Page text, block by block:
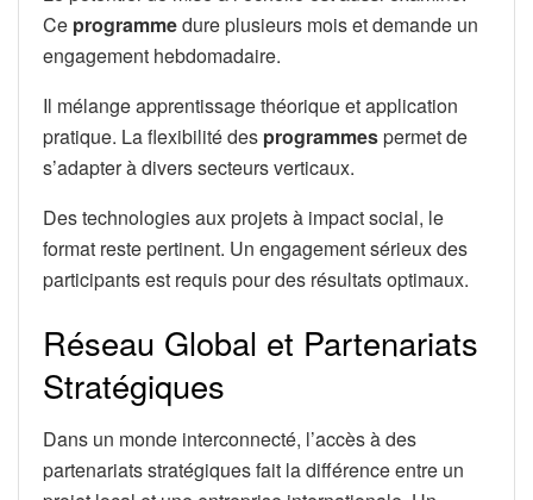
Ce programmedure plusieurs mois et demande un
engagement hebdomadaire.
Il mélange apprentissage théorique et application
pratique. La flexibilité des programmespermet de
s’adapter à divers secteurs verticaux.
Des technologies aux projets à impact social, le
format reste pertinent. Un engagement sérieux des
participants est requis pour des résultats optimaux.
Réseau Global et Partenariats
Stratégiques
Dans un monde interconnecté, l’accès à des
partenariats stratégiques fait la différence entre un